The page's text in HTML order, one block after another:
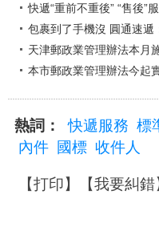
快遞“重前不重後” “售後”
包裹到了手機沒 圓通速遞
天津郵政業管理辦法本月
本市郵政業管理辦法今起
熱詞： 快遞服務 標
內件
國標 收件人
【打印】【我要糾錯